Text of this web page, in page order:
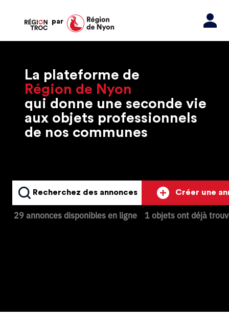
par
La plateforme de
Région de Nyon
qui donne une seconde vie
aux objets professionnels
de nos communes
Recherchez des annonces
29 annonces disponibles en ligne
Créer une
1 objets ont déjà